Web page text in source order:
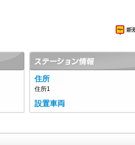
住所
住所1
設置車両